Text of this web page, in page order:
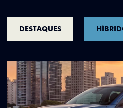
DESTAQUES